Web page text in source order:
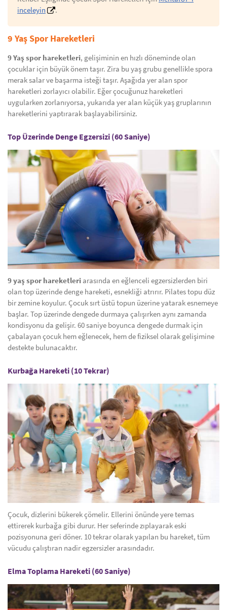
inceleyin
.
9 Yaş Spor Hareketleri
9 Yaş spor hareketleri, gelişiminin en hızlı döneminde olan
çocuklar için büyük önem taşır. Zira bu yaş grubu genellikle spora
merak salar ve başarma isteği taşır. Aşağıda yer alan spor
hareketleri zorlayıcı olabilir. Eğer çocuğunuz hareketleri
uygularken zorlanıyorsa, yukarıda yer alan küçük yaş gruplarının
hareketlerini yaptırarak başlayabilirsiniz.
Top Üzerinde Denge Egzersizi (60 Saniye)
9 yaş spor hareketleri arasında en eğlenceli egzersizlerden biri
olan top üzerinde denge hareketi, esnekliği atrırır. Pilates topu düz
bir zemine koyulur. Çocuk sırt üstü topun üzerine yatarak esnemeye
başlar. Top üzerinde dengede durmaya çalışırken aynı zamanda
kondisyonu da gelişir. 60 saniye boyunca dengede durmak için
çabalayan çocuk hem eğlenecek, hem de fiziksel olarak gelişimine
destekte bulunacaktır.
Kurbağa Hareketi (10 Tekrar)
Çocuk, dizlerini bükerek çömelir. Ellerini önünde yere temas
ettirerek kurbağa gibi durur. Her seferinde zıplayarak eski
pozisyonuna geri döner. 10 tekrar olarak yapılan bu hareket, tüm
vücudu çalıştıran nadir egzersizler arasındadır.
Elma Toplama Hareketi (60 Saniye)